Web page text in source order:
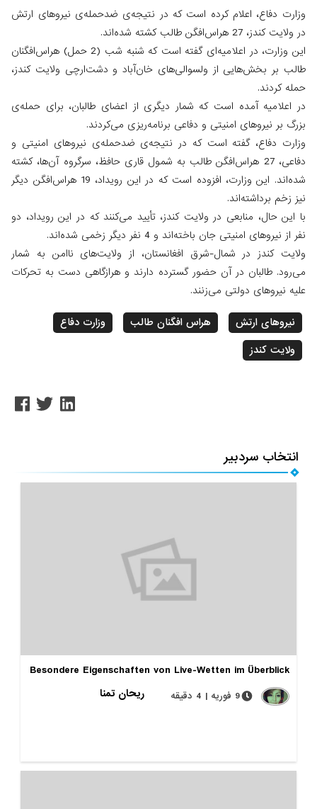
وزارت دفاع، اعلام کرده است که در نتیجه‌ی ضدحمله‌ی نیروهای ارتش
در ولایت کندز، 27 هراس‌افگن طالب کشته شده‌اند.
این وزارت، در اعلامیه‌ای گفته است که شنبه شب (2 حمل) هراس‌افگنان
طالب بر بخش‌هایی از ولسوالی‌های خان‌آباد و دشت‌ارچی ولایت کندز،
حمله کردند.
در اعلامیه آمده است که شمار دیگری از اعضای طالبان، برای حمله‌ی
بزرگ بر نیروهای امنیتی و دفاعی برنامه‌ریزی می‌کردند.
وزارت دفاع، گفته است که در نتیجه‌ی ضدحمله‌ی نیروهای امنیتی و
دفاعی، 27 هراس‌افگن طالب به شمول قاری حافظ، سرگروه آن‌ها، کشته
شده‌اند. این وزارت، افزوده است که در این رویداد، 19 هراس‌افگن دیگر
نیز زخم برداشته‌اند.
با این حال، منابعی در ولایت کندز، تأیید می‌کنند که در این رویداد، دو
نفر از نیروهای امنیتی جان باخته‌اند و 4 نفر دیگر زخمی شده‌اند.
ولایت کندز در شمال-شرق افغانستان، از ولایت‌های ناامن به شمار
می‌رود. طالبان در آن حضور گسترده دارند و هرازگاهی دست به تحرکات
علیه نیروهای دولتی می‌زنند.
نیروهای ارتش هراس افگنان طالب
وزارت دفاع
ولایت کندز
انتخاب سردبیر
Besondere Eigenschaften von Live-Wetten im Überblick
ریحان تمنا
9 فوریه | 4 دقیقه